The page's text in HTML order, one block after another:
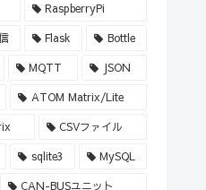
RaspberryPi
Flask Bottle
MQTT JSON
ATOM Matrix/Lite
CSVファイル
sqlite3 MySQL
CAN-BUSユニット